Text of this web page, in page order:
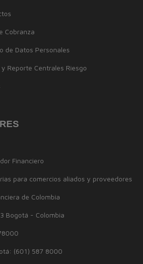
Cobranza
de Datos Personales
Reporte Centrales Riesgo
Financiero
para comercios aliados y proveedores
de Colombia
Bogotá - Colombia
(601) 587 8000